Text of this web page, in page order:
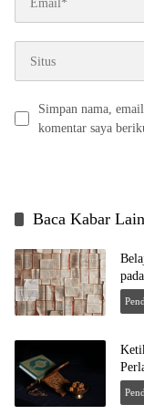
Simpan nama,
komentar saya
Baca Kabar